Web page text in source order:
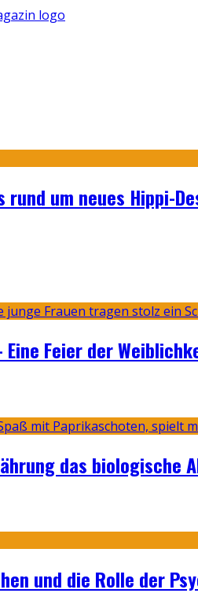
rund um neues Hippi-
Feier der
das biologische
und die Rolle der